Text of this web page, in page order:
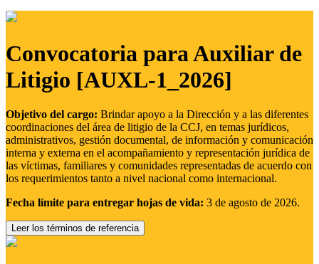
Convocatoria para Auxiliar de
Litigio [AUXL-1_2026]
Objetivo del cargo: Brindar apoyo a la Dirección y a las diferentes
coordinaciones del área de litigio de la CCJ, en temas jurídicos,
administrativos, gestión documental, de información y comunicación
interna y externa en el acompañamiento y representación jurídica de
las víctimas, familiares y comunidades representadas de acuerdo con
los requerimientos tanto a nivel nacional como internacional.
Fecha límite para entregar hojas de vida: 3 de agosto de 2026.
Leer los términos de referencia